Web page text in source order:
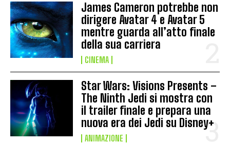
James Cameron potrebbe non
dirigere Avatar 4 e Avatar 5
mentre guarda all’atto finale
della sua carriera
CINEMA
Star Wars: Visions Presents –
The Ninth Jedi si mostra con
il trailer finale e prepara una
nuova era dei Jedi su Disney+
ANIMAZIONE